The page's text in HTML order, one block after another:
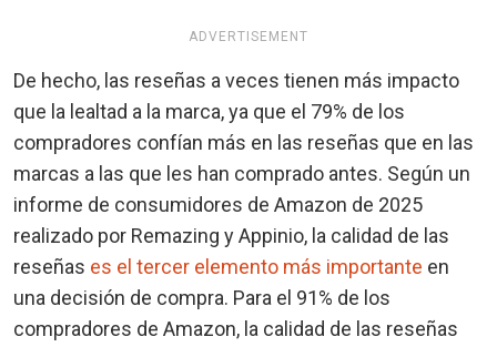
ADVERTISEMENT
De hecho, las reseñas a veces tienen más impacto
que la lealtad a la marca, ya que el 79% de los
compradores confían más en las reseñas que en las
marcas a las que les han comprado antes. Según un
informe de consumidores de Amazon de 2025
realizado por Remazing y Appinio, la calidad de las
reseñas es el tercer elemento más importante en
una decisión de compra. Para el 91% de los
compradores de Amazon, la calidad de las reseñas